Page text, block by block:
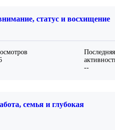
статус и восхищение
Последняя
--
семья и глубокая